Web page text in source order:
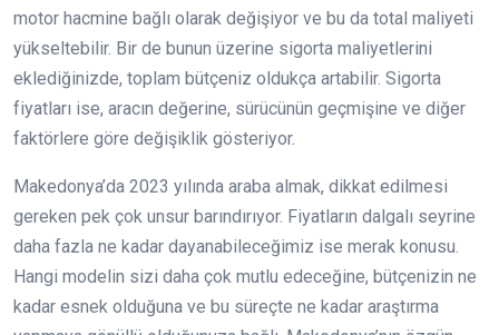
motor hacmine bağlı olarak değişiyor ve bu da total maliyeti
yükseltebilir. Bir de bunun üzerine sigorta maliyetlerini
eklediğinizde, toplam bütçeniz oldukça artabilir. Sigorta
fiyatları ise, aracın değerine, sürücünün geçmişine ve diğer
faktörlere göre değişiklik gösteriyor.
Makedonya’da 2023 yılında araba almak, dikkat edilmesi
gereken pek çok unsur barındırıyor. Fiyatların dalgalı seyrine
daha fazla ne kadar dayanabileceğimiz ise merak konusu.
Hangi modelin sizi daha çok mutlu edeceğine, bütçenizin ne
kadar esnek olduğuna ve bu süreçte ne kadar araştırma